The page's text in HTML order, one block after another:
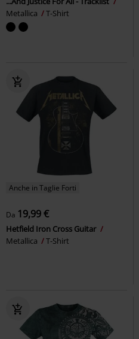
Metallica
T-Shirt
Anche in Taglie Forti
Da 19,99 €
Hetfield Iron Cross Guitar
Metallica
T-Shirt